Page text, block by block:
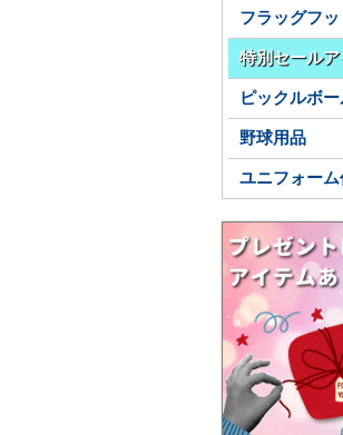
フラッグフ
特別セール
ピックルボー
野球用品
ユニフォー